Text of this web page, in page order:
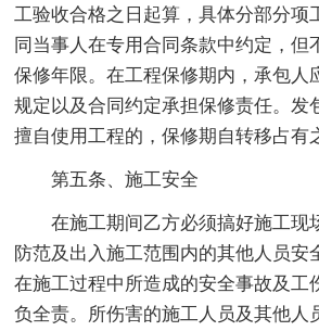
工验收合格之日起算，具体分部分项
同当事人在专用合同条款中约定，但
保修年限。在工程保修期内，承包人
规定以及合同约定承担保修责任。发
擅自使用工程的，保修期自转移占有
第五条、施工安全
在施工期间乙方必须搞好施工现
防范及出入施工范围内的其他人员安
在施工过程中所造成的安全事故及工
负全责。所伤害的施工人员及其他人